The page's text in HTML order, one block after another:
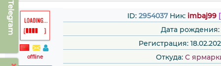
Telegram
offline
ID: 2954037Ник: imbaj99
Дата рождения:
Регистрация:
Откуда: C